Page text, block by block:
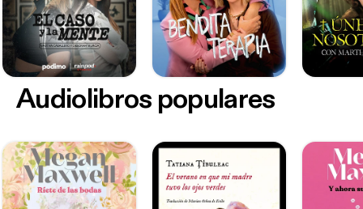
Audiolibros populares